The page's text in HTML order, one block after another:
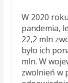
W 2020
pandemia,
22,2 mln
było ich
mln. W
zwolnień w